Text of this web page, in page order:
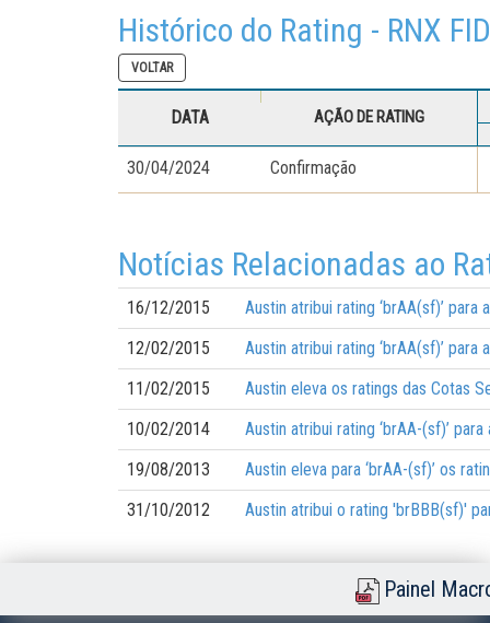
Histórico do Rating - RNX
VOLTAR
DATA AÇÃO DE RATING
30/04/2024 Confirmação
Notícias Relacionadas ao
16/12/2015
Austin atribui rating ‘brAA(sf)’
12/02/2015
Austin atribui rating ‘brAA(sf)’
11/02/2015
Austin eleva os ratings das Cotas
10/02/2014
Austin atribui rating ‘brAA-(sf)’
19/08/2013
Austin eleva para ‘brAA-(sf)’ os
31/10/2012
Austin atribui o rating 'brBBB(sf)'
Painel